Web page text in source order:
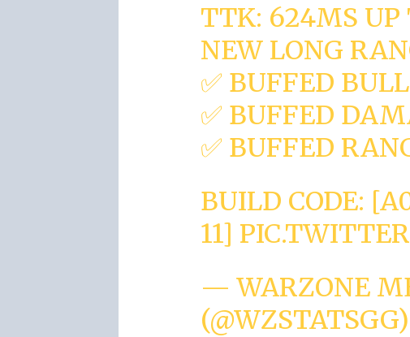
TTK: 624MS UP
NEW LONG
✅ BUFFED
✅ BUFFED
✅ BUFFED
BUILD CODE:
11]
— WARZONE
(@WZSTATSGG)